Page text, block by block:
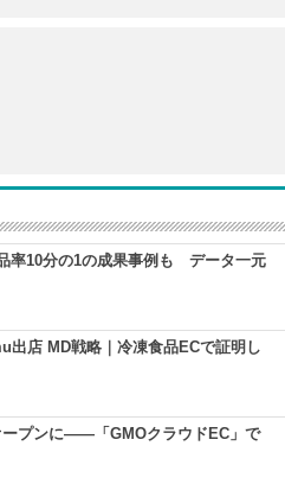
率10分の1の成果事例も データ一元
出店 MD戦略｜冷凍食品ECで証明し
ープンに――「GMOクラウドEC」で